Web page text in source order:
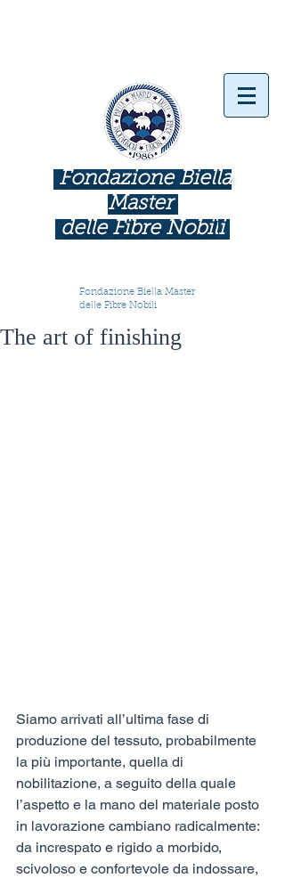
Fondazione Biella
Master
delle Fibre Nobili
Fondazione Biella Master
delle Fibre Nobili
The art of finishing
Siamo arrivati all’ultima fase di
produzione del tessuto, probabilmente
la più importante, quella di
nobilitazione, a seguito della quale
l’aspetto e la mano del materiale posto
in lavorazione cambiano radicalmente:
da increspato e rigido a morbido,
scivoloso e confortevole da indossare,